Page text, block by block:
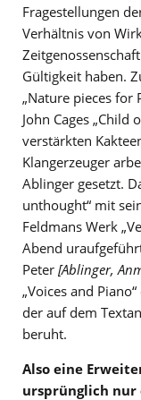
Fragestellungen
Verhältnis von
Gültigkeit haben.
„Nature pieces for
John Cages „Child
verstärkten
Klangerzeuger
Ablinger gesetzt.
unthought“ mit
Feldmans Werk
Abend
Peter [Ablinger,
„Voices and
der auf dem
beruht.
Also eine
ursprünglich